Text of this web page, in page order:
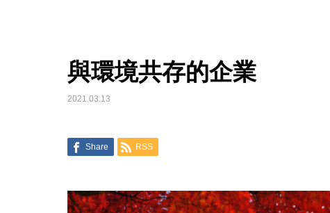
與環境共存的企業
2021.03.13
Share RSS